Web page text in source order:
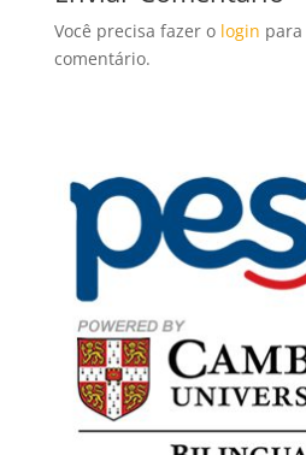
PESQUISAR
MATÉRIAS RECENTES
Colégio ECEL promove evento
dos Pais com integração,
vínculos familiares